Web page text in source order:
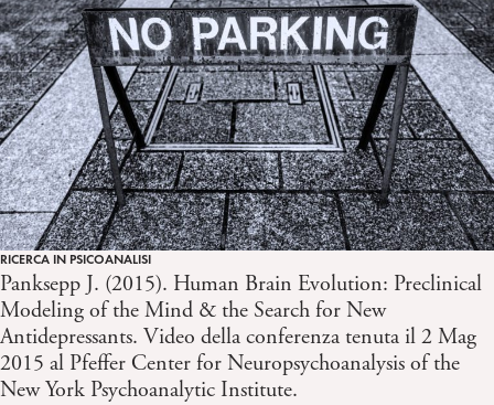
RICERCA IN PSICOANALISI
Panksepp J. (2015). Human Brain Evolution: Preclinical
Modeling of the Mind & the Search for New
Antidepressants. Video della conferenza tenuta il 2 Mag
2015 al Pfeffer Center for Neuropsychoanalysis of the
New York Psychoanalytic Institute.